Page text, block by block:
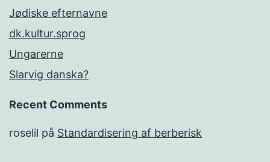
Jødiske efternavne
dk.kultur.sprog
Ungarerne
Slarvig danska?
Recent Comments
roselil på Standardisering af berberisk